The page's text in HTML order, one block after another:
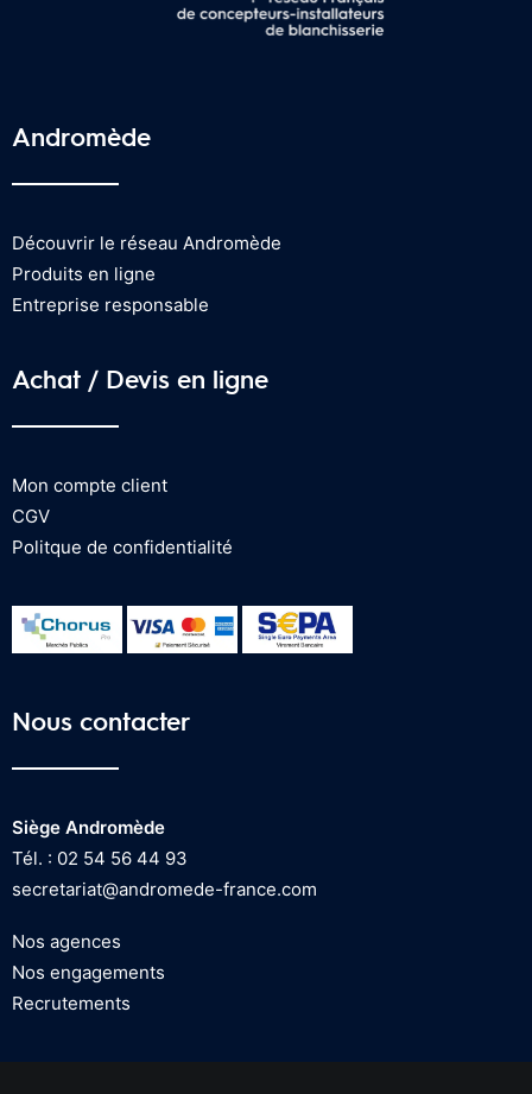
Andromède
Découvrir le réseau Andromède
Produits en ligne
Entreprise responsable
Achat / Devis en ligne
Mon compte client
CGV
Politque de confidentialité
Nous contacter
Siège Andromède
Tél. : 02 54 56 44 93
secretariat@andromede-france.com
Nos agences
Nos engagements
Recrutements